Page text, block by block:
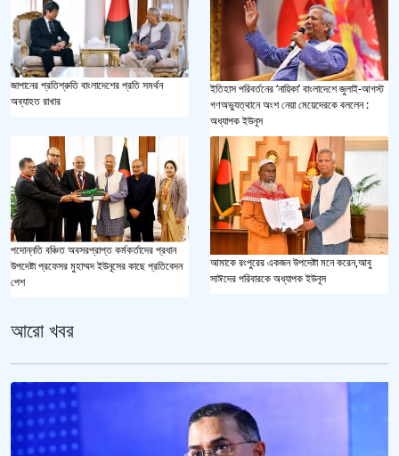
জাপানের প্রতিশ্রুতি বাংলাদেশের প্রতি সমর্থন
অব্যাহত রাখার
ইতিহাস পরিবর্তনের ‘নায়িকা’ বাংলাদেশে জুলাই-আগস্ট
গণঅভ্যুত্থানে অংশ নেয়া মেয়েদেরকে বললেন :
অধ্যাপক ইউনূস
পদোন্নতি বঞ্চিত অবসরপ্রাপ্ত কর্মকর্তাদের প্রধান
উপদেষ্টা প্রফেসর মুহাম্মদ ইউনূসের কাছে প্রতিবেদন
পেশ
আমাকে রংপুরের একজন উপদেষ্টা মনে করেন,আবু
সাঈদের পরিবারকে অধ্যাপক ইউনূস
আরো খবর